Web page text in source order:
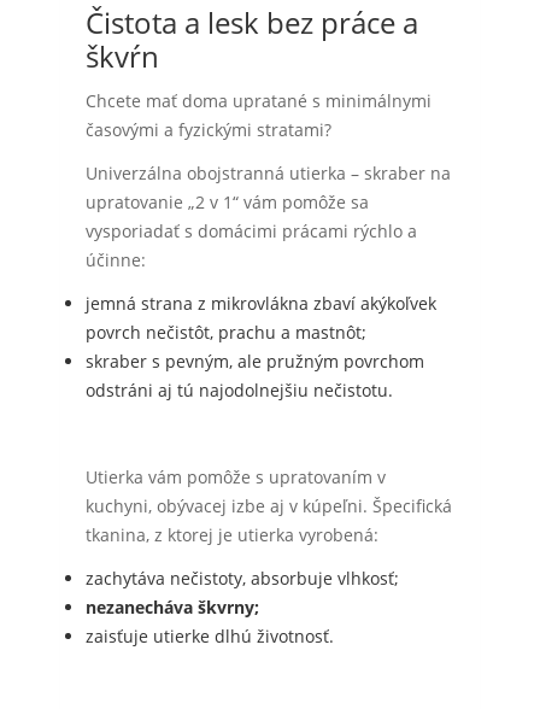
Čistota a lesk bez práce a
škvŕn
Chcete mať doma upratané s minimálnymi
časovými a fyzickými stratami?
Univerzálna obojstranná utierka – skraber na
upratovanie „2 v 1“ vám pomôže sa
vysporiadať s domácimi prácami rýchlo a
účinne:
jemná strana z mikrovlákna zbaví akýkoľvek
povrch nečistôt, prachu a mastnôt;
skraber s pevným, ale pružným povrchom
odstráni aj tú najodolnejšiu nečistotu.
Utierka vám pomôže s upratovaním v
kuchyni, obývacej izbe aj v kúpeľni. Špecifická
tkanina, z ktorej je utierka vyrobená:
zachytáva nečistoty, absorbuje vlhkosť;
nezanecháva škvrny;
zaisťuje utierke dlhú životnosť.